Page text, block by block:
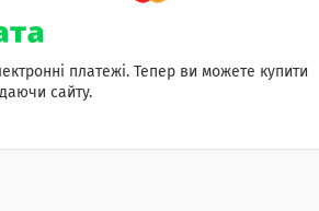
платежі. Тепер ви можете купити
сайту.